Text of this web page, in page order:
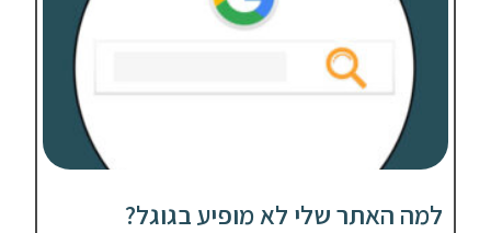
למה האתר שלי לא מופיע בגוגל?